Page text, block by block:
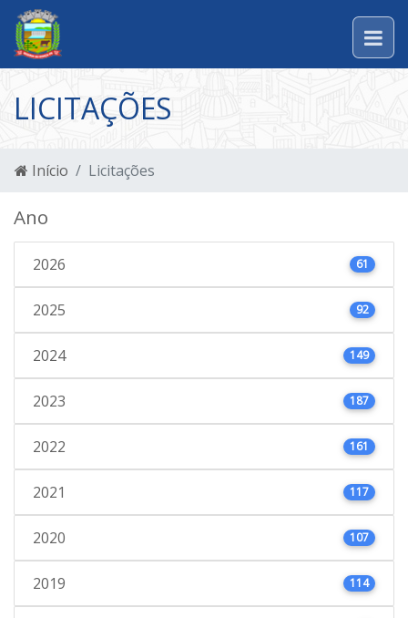
LICITAÇÕES
Início Licitações
Ano
2026 61
2025 92
2024 149
2023 187
2022 161
2021 117
2020 107
2019 114